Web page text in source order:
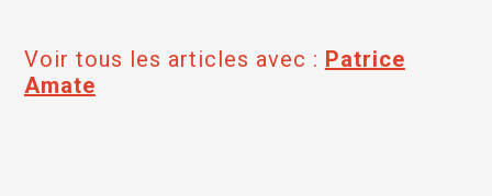
Voir tous les articles avec : Patrice
Amate